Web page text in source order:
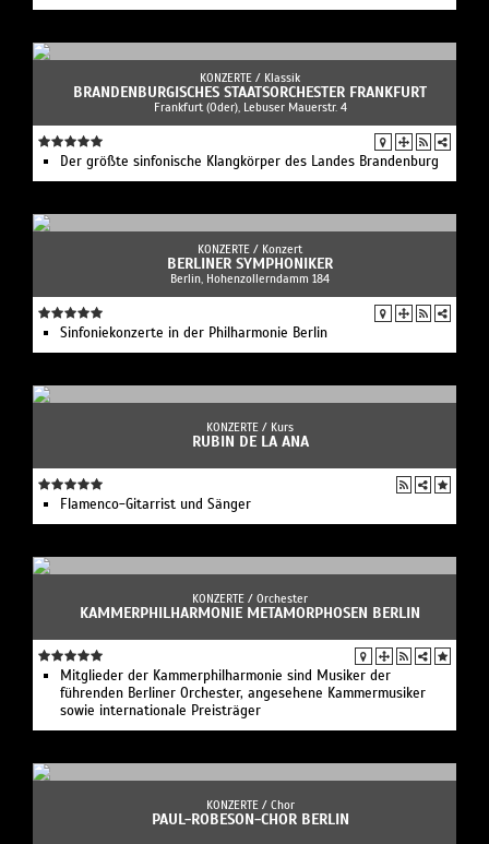
KONZERTE / Klassik
BRANDENBURGISCHES STAATSORCHESTER FRANKFURT
Frankfurt (Oder), Lebuser Mauerstr. 4
Der größte sinfonische Klangkörper des Landes Brandenburg
KONZERTE / Konzert
BERLINER SYMPHONIKER
Berlin, Hohenzollerndamm 184
Sinfoniekonzerte in der Philharmonie Berlin
KONZERTE / Kurs
RUBIN DE LA ANA
Flamenco-Gitarrist und Sänger
KONZERTE / Orchester
KAMMERPHILHARMONIE METAMORPHOSEN BERLIN
Mitglieder der Kammerphilharmonie sind Musiker der
führenden Berliner Orchester, angesehene Kammermusiker
sowie internationale Preisträger
KONZERTE / Chor
PAUL-ROBESON-CHOR BERLIN